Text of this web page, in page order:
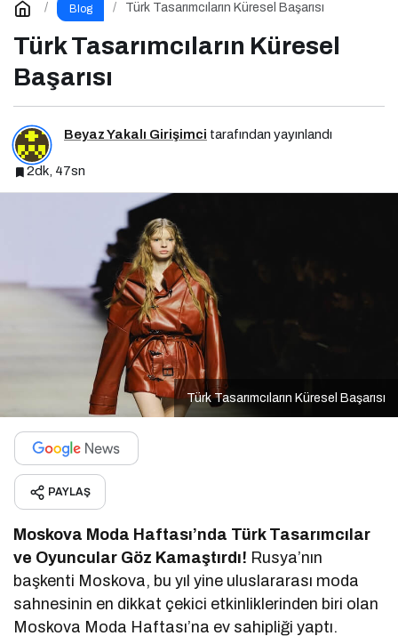
Blog Türk Tasarımcıların Küresel Başarısı
Türk Tasarımcıların Küresel
Başarısı
Beyaz Yakalı Girişimci tarafından yayınlandı
2dk, 47sn
Türk Tasarımcıların Küresel Başarısı
PAYLAŞ
Moskova Moda Haftası’nda Türk Tasarımcılar
ve Oyuncular Göz Kamaştırdı! Rusya’nın
başkenti Moskova, bu yıl yine uluslararası moda
sahnesinin en dikkat çekici etkinliklerinden biri olan
Moskova Moda Haftası’na ev sahipliği yaptı.